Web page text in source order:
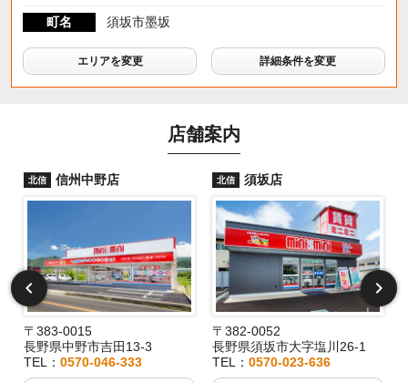
町名 須坂市墨坂
エリアを変更 詳細条件を変更
店舗案内
北信 信州中野店
〒383-0015
長野県中野市吉田13-3
TEL： 0570-046-333
北信 須坂店
〒382-0052
長野県須坂市大字塩川26-1
TEL：0570-023-636